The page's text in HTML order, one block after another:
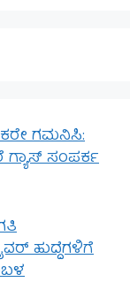
ಗಮನಿಸಿ:
ಗ್ಯಾಸ್ ಸಂಪರ್ಕ
ಹುದ್ದೆಗಳಿಗೆ